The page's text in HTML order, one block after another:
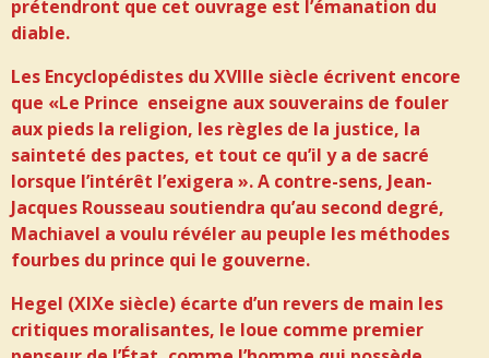
prétendront que cet ouvrage est l’émanation du
diable.
Les Encyclopédistes du XVIIIe siècle écrivent encore
que «Le Prince enseigne aux souverains de fouler
aux pieds la religion, les règles de la justice, la
sainteté des pactes, et tout ce qu’il y a de sacré
lorsque l’intérêt l’exigera ». A contre-sens, Jean-
Jacques Rousseau soutiendra qu’au second degré,
Machiavel a voulu révéler au peuple les méthodes
fourbes du prince qui le gouverne.
Hegel (XIXe siècle) écarte d’un revers de main les
critiques moralisantes, le loue comme premier